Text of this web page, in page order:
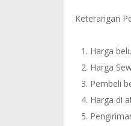
Keterangan
Harga
Harga
Pembeli
Harga di